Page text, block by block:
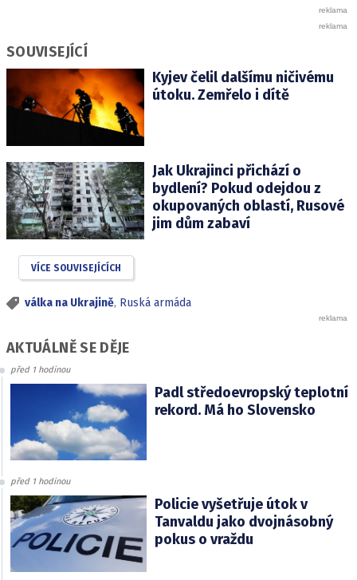
SOUVISEJÍCÍ
Kyjev čelil dalšímu ničivému
útoku. Zemřelo i dítě
Jak Ukrajinci přichází o
bydlení? Pokud odejdou z
okupovaných oblastí, Rusové
jim dům zabaví
VÍCE SOUVISEJÍCÍCH
válka na Ukrajině, Ruská armáda
AKTUÁLNĚ SE DĚJE
před 1 hodinou
Padl středoevropský teplotní
rekord. Má ho Slovensko
před 1 hodinou
Policie vyšetřuje útok v
Tanvaldu jako dvojnásobný
pokus o vraždu